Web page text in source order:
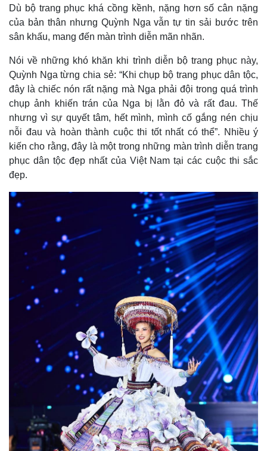
Kinh tế
Bất động sản
Khởi nghiệp
Thị trường
Giá vàng
Tiêu dùng
Tỷ giá
Chứng khoán
Giá cà phê
Dù bộ trang phục khá cồng kềnh, nặng hơn số cân nặng
của bản thân nhưng Quỳnh Nga vẫn tự tin sải bước trên
sân khấu, mang đến màn trình diễn mãn nhãn.
Nói về những khó khăn khi trình diễn bộ trang phục này,
Quỳnh Nga từng chia sẻ: “Khi chụp bộ trang phục dân tộc,
đây là chiếc nón rất nặng mà Nga phải đội trong quá trình
chụp ảnh khiến trán của Nga bị lằn đỏ và rất đau. Thế
nhưng vì sự quyết tâm, hết mình, mình cố gắng nén chịu
nỗi đau và hoàn thành cuộc thi tốt nhất có thể”. Nhiều ý
kiến cho rằng, đây là một trong những màn trình diễn trang
phục dân tộc đẹp nhất của Việt Nam tại các cuộc thi sắc
đẹp.